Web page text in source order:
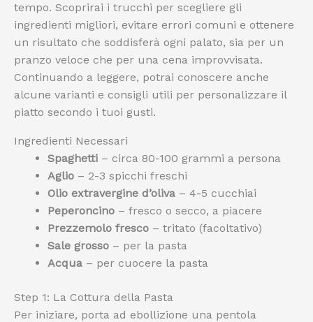
tempo. Scoprirai i trucchi per scegliere gli
ingredienti migliori, evitare errori comuni e ottenere
un risultato che soddisferà ogni palato, sia per un
pranzo veloce che per una cena improvvisata.
Continuando a leggere, potrai conoscere anche
alcune varianti e consigli utili per personalizzare il
piatto secondo i tuoi gusti.
Ingredienti Necessari
Spaghetti – circa 80-100 grammi a persona
Aglio – 2-3 spicchi freschi
Olio extravergine d’oliva – 4-5 cucchiai
Peperoncino – fresco o secco, a piacere
Prezzemolo fresco – tritato (facoltativo)
Sale grosso – per la pasta
Acqua – per cuocere la pasta
Step 1: La Cottura della Pasta
Per iniziare, porta ad ebollizione una pentola